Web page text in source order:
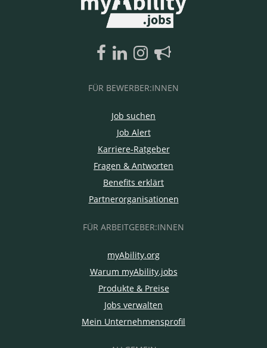
FÜR BEWERBER:INNEN
Job suchen
Job Alert
Karriere-Ratgeber
Fragen & Antworten
Benefits erklärt
Partnerorganisationen
FÜR ARBEITGEBER:INNEN
myAbility.org
Warum myAbility.jobs
Produkte & Preise
Jobs verwalten
Mein Unternehmensprofil